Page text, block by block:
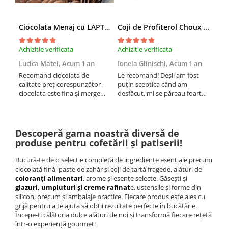
Ciocolata Menaj cu LAPTE Banuti
Achizitie verificata
Lucica Matei, Acum 1 an
Recomand ciocolata de
calitate preț corespunzător ,
ciocolata este fina și merge
Coji de Profiterol Choux 43mm 200 buc
Achizitie verificata
Ionela Glinischi, Acum 1 an
Le recomand! Deșii am fost
puțin sceptica când am
desfăcut, mi se păreau foarte
Descoperă gama noastră diversă de
produse pentru cofetării și patiserii!
Bucură-te de o selecție completă de ingrediente esențiale precum
ciocolată fină, paste de zahăr și coji de tartă fragede, alături de
coloranți alimentari, arome și esențe selecte. Găsești și
glazuri, umpluturi și creme rafinate, ustensile și forme din
silicon, precum și ambalaje practice. Fiecare produs este ales cu
grijă pentru a te ajuta să obții rezultate perfecte în bucătărie.
Începe-ți călătoria dulce alături de noi și transformă fiecare rețetă
într-o experiență gourmet!